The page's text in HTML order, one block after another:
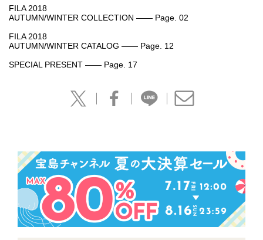
FILA 2018
AUTUMN/WINTER COLLECTION —— Page. 02
FILA 2018
AUTUMN/WINTER CATALOG —— Page. 12
SPECIAL PRESENT —— Page. 17